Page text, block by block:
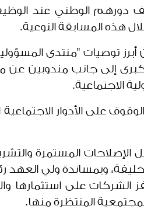
دورهم الوطني عند الوظيفة
هذه المسابقة النوعية.
توصيات "منتدى
إلى جانب مندوبين
الاجتماعية.
على الأدوار
المستمرة
وبمساندة ولي العهد
الشركات على استثمارها
المنتظرة منها.